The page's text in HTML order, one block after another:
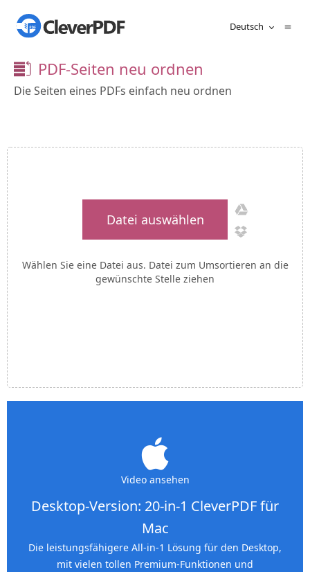
Deutsch
PDF-Seiten neu ordnen
Die Seiten eines PDFs einfach neu ordnen
Datei auswählen
Wählen Sie eine Datei aus. Datei zum Umsortieren an die
gewünschte Stelle ziehen
Video ansehen
Desktop-Version: 20-in-1 CleverPDF für
Mac
Die leistungsfähigere All-in-1 Lösung für den Desktop,
mit vielen tollen Premium-Funktionen und